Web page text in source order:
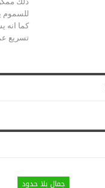
للسموم
كما انه
تسريع
جمال بلا حدود